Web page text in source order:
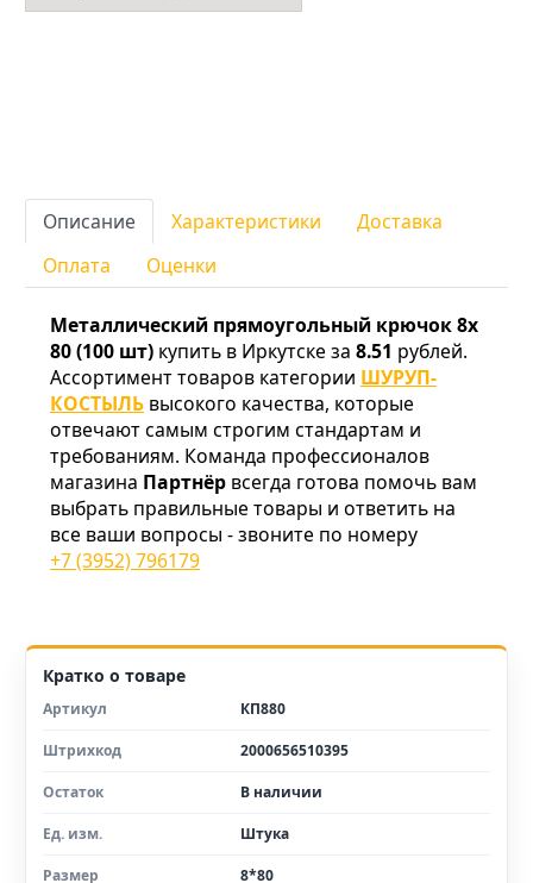
Описание Характеристики
Доставка
Оплата
Оценки
Металлический прямоугольный крючок 8х
80 (100 шт) купить в Иркутске за 8.51 рублей.
Ассортимент товаров категории ШУРУП-
КОСТЫЛЬ высокого качества, которые
отвечают самым строгим стандартам и
требованиям. Команда профессионалов
магазина Партнёр всегда готова помочь вам
выбрать правильные товары и ответить на
все ваши вопросы - звоните по номеру
+7 (3952) 796179
Кратко о товаре
Артикул КП880
Штрихкод 2000656510395
Остаток В наличии
Ед. изм. Штука
Размер 8*80